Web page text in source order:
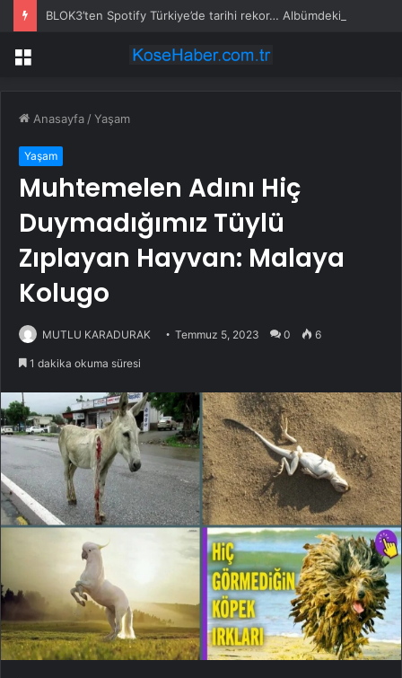
Menü
Anasayfa /Yaşam
Yaşam
Muhtemelen Adını Hiç
Duymadığımız Tüylü
Zıplayan Hayvan: Malaya
Kolugo
MUTLU KARADURAK Temmuz 5, 2023 0 6
1 dakika okuma süresi